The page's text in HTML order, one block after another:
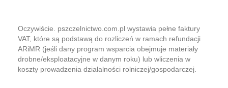
Oczywiście. pszczelnictwo.com.pl wystawia pełne faktury
VAT, które są podstawą do rozliczeń w ramach refundacji
ARiMR (jeśli dany program wsparcia obejmuje materiały
drobne/eksploatacyjne w danym roku) lub wliczenia w
koszty prowadzenia działalności rolniczej/gospodarczej.